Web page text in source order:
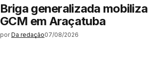
Briga generalizada mobiliza
GCM em Araçatuba
por Da redação07/08/2026